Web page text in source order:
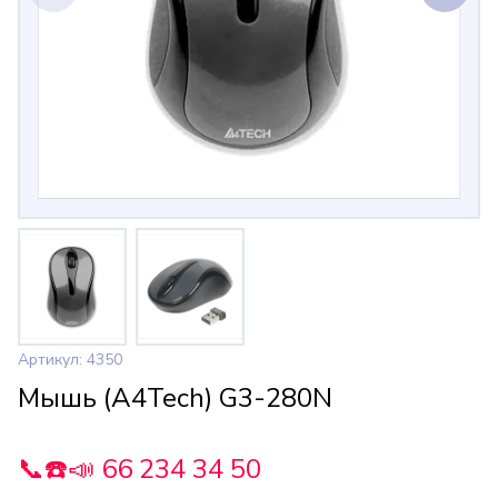
Артикул: 4350
Мышь (A4Tech) G3-280N
📞☎️📣 66 234 34 50